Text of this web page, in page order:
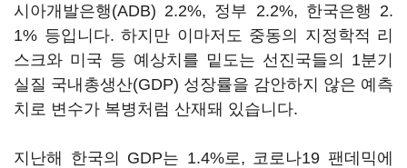
시아개발은행(ADB) 2.2%, 정부 2.2%, 한국은행 2.
1% 등입니다. 하지만 이마저도 중동의 지정학적 리
스크와 미국 등 예상치를 밑도는 선진국들의 1분기
실질 국내총생산(GDP) 성장률을 감안하지 않은 예측
치로 변수가 복병처럼 산재돼 있습니다.
지난해 한국의 GDP는 1.4%로, 코로나19 팬데믹에